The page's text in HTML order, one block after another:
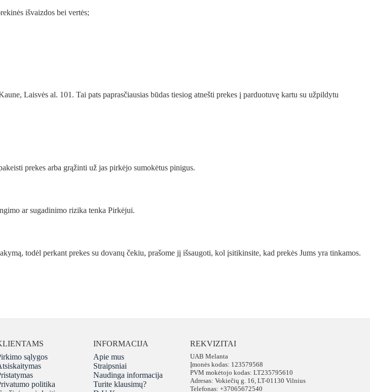
išvaizdos bei vertės;
Laisvės al. 101. Tai pats paprasčiausias būdas tiesiog atnešti prekes į parduotuvę kartu su užpildytu
prekes arba grąžinti už jas pirkėjo sumokėtus pinigus.
ar sugadinimo rizika tenka Pirkėjui.
todėl perkant prekes su dovanų čekiu, prašome jį išsaugoti, kol įsitikinsite, kad prekės Jums yra tinkamos.
sąlygos
politika
INFORMACIJA
Apie mus
Straipsniai
Naudinga informacija
Turite klausimų?
REKVIZITAI
UAB Melanta
Įmonės kodas: 123579568
PVM mokėtojo kodas: LT235795610
Adresas: Vokiečių g. 16, LT-01130 Vilnius
Telefonas: +37065672540